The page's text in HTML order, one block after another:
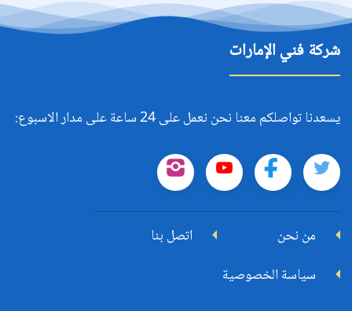
شركة فني الإمارات
يسعدنا تواصلكم معنا نحن نعمل على 24 ساعة على مدار الاسبوع:
تابعنا
على
تويتر
تابعنا
على
تابعنا
على
تابعنا
على
إنستجرام
من نحن
اتصل بنا
سياسة الخصوصية